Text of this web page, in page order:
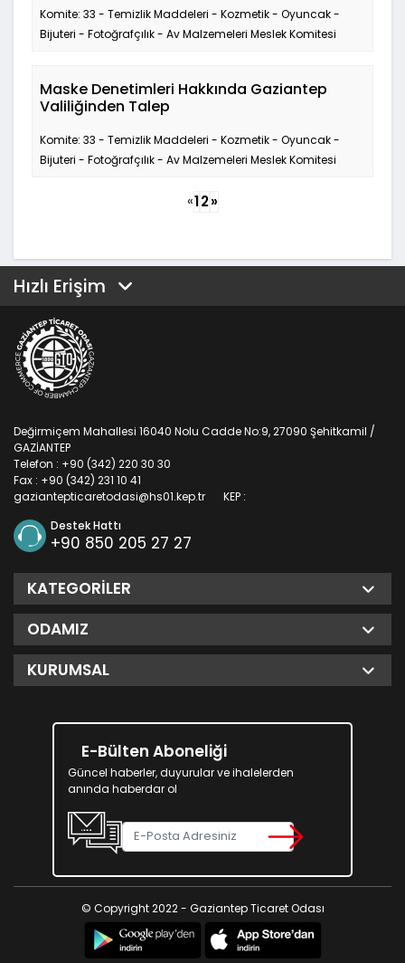
Komite: 33 - Temizlik Maddeleri - Kozmetik - Oyuncak -
Bijuteri - Fotoğrafçılık - Av Malzemeleri Meslek Komitesi
Maske Denetimleri Hakkında Gaziantep
Valiliğinden Talep
Komite: 33 - Temizlik Maddeleri - Kozmetik - Oyuncak -
Bijuteri - Fotoğrafçılık - Av Malzemeleri Meslek Komitesi
«12»
Hızlı Erişim
Değirmiçem Mahallesi 16040 Nolu Cadde No:9, 27090 Şehitkamil /
GAZİANTEP
Telefon : +90 (342) 220 30 30
Fax : +90 (342) 231 10 41
KEP :
gaziantepticaretodasi@hs01.kep.tr
Destek Hattı
+90 850 205 27 27
KATEGORILER
ODAMIZ
KURUMSAL
E-Bülten Aboneliği
Güncel haberler, duyurular ve ihalelerden
anında haberdar ol
© Copyright 2022 - Gaziantep Ticaret Odası